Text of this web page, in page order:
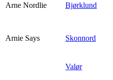
Arne Nordlie Bjørklund
Arnie Says Skonnord
Valør